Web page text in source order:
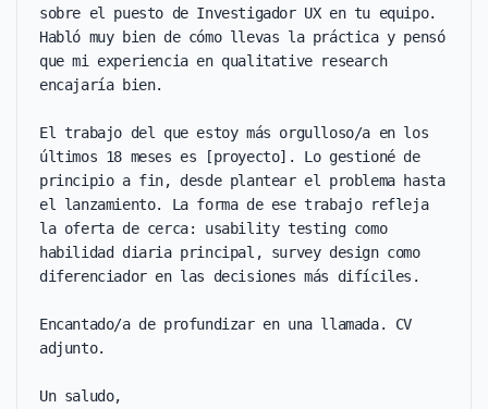
sobre el puesto de Investigador UX en tu equipo.
Habló muy bien de cómo llevas la práctica y pensó
que mi experiencia en qualitative research
encajaría bien.
El trabajo del que estoy más orgulloso/a en los
últimos 18 meses es [proyecto]. Lo gestioné de
principio a fin, desde plantear el problema hasta
el lanzamiento. La forma de ese trabajo refleja
la oferta de cerca: usability testing como
habilidad diaria principal, survey design como
diferenciador en las decisiones más difíciles.
Encantado/a de profundizar en una llamada. CV
adjunto.
Un saludo,